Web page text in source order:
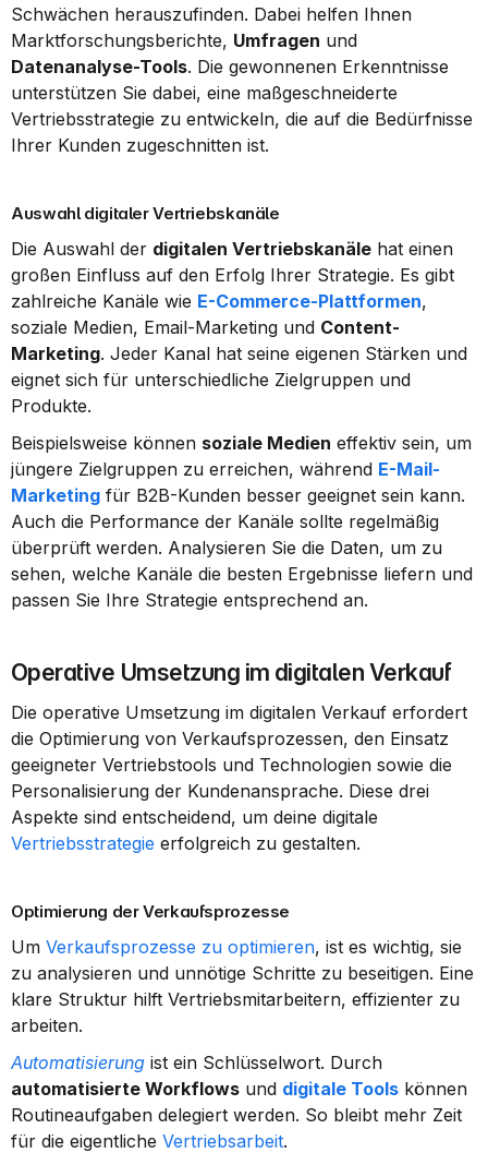
Schwächen herauszufinden. Dabei helfen Ihnen
Marktforschungsberichte, Umfragen
Datenanalyse-Tools. Die gewonnenen Erkenntnisse
unterstützen Sie dabei, eine maßgeschneiderte
Vertriebsstrategie zu entwickeln, die auf die Bedürfnisse
Ihrer Kunden zugeschnitten ist.
Auswahl digitaler Vertriebskanäle
Die Auswahl der digitalen Vertriebskanäle hat einen
großen Einfluss auf den Erfolg Ihrer Strategie. Es gibt
zahlreiche Kanäle wie E-Commerce-Plattformen,
soziale Medien, Email-Marketing und Content-
Marketing. Jeder Kanal hat seine eigenen Stärken und
eignet sich für unterschiedliche Zielgruppen und
Produkte.
Beispielsweise können soziale Medien effektiv sein, um
jüngere Zielgruppen zu erreichen, während E-Mail-
Marketing für B2B-Kunden besser geeignet sein kann.
Auch die Performance der Kanäle sollte regelmäßig
überprüft werden. Analysieren Sie die Daten, um zu
sehen, welche Kanäle die besten Ergebnisse liefern und
passen Sie Ihre Strategie entsprechend an.
Operative Umsetzung im digitalen Verkauf
Die operative Umsetzung im digitalen Verkauf erfordert
die Optimierung von Verkaufsprozessen, den Einsatz
geeigneter Vertriebstools und Technologien sowie die
Personalisierung der Kundenansprache. Diese drei
Vertriebsstrategie erfolgreich zu gestalten.
Optimierung der Verkaufsprozesse
Um Verkaufsprozesse zu optimieren, ist es wichtig, sie
zu analysieren und unnötige Schritte zu beseitigen. Eine
klare Struktur hilft Vertriebsmitarbeitern, effizienter zu
arbeiten.
Automatisierung
automatisierte Workflows und digitale Tools können
Routineaufgaben delegiert werden. So bleibt mehr Zeit
für die eigentliche Vertriebsarbeit.